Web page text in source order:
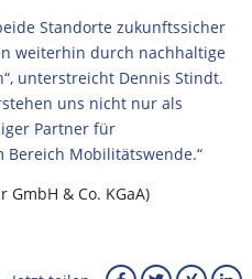
Standorte zukunftssicher
weiterhin durch nachhaltige
unterstreicht Dennis Stindt.
uns nicht nur als
Partner für
Bereich Mobilitätswende.“
GmbH & Co. KGaA)